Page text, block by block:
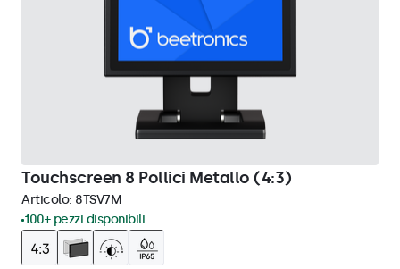
Touchscreen 8 Pollici Metallo (4:3)
Articolo: 8TSV7M
100+ pezzi disponibili